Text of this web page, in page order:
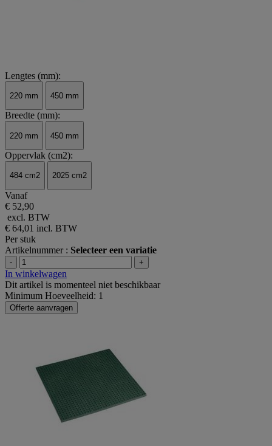
Lengtes (mm):
220 mm 450 mm
Breedte (mm):
220 mm 450 mm
Oppervlak (cm2):
484 cm2 2025 cm2
Vanaf
€ 52,90
excl. BTW
€ 64,01 incl. BTW
Per stuk
Artikelnummer : Selecteer een variatie
- +
In winkelwagen
Dit artikel is momenteel niet beschikbaar
Minimum Hoeveelheid: 1
Offerte aanvragen